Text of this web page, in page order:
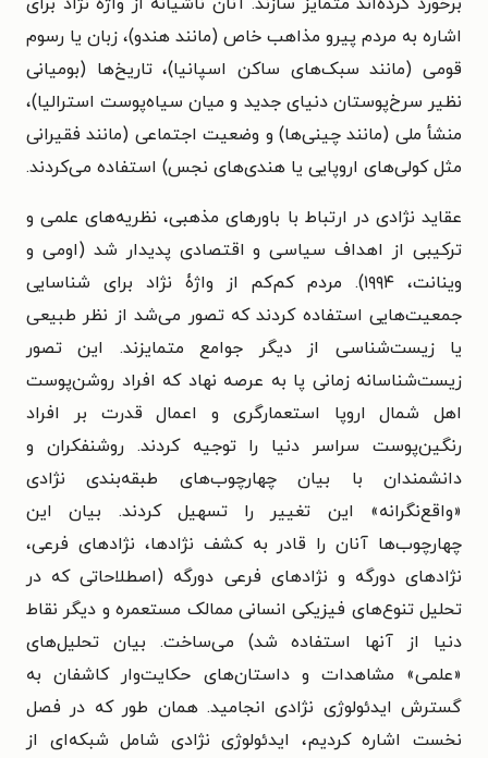
اشاره به مردم پیرو مذاهب خاص (مانند هندو)، زبان یا رسوم
قومی (مانند سبک‌های ساکن اسپانیا)، تاریخ‌ها (بومیانی
نظیر سرخ‌پوستان دنیای جدید و میان سیاه‌پوست استرالیا)،
منشأ ملی (مانند چینی‌ها) و وضعیت اجتماعی (مانند فقیرانی
مثل کولی‌های اروپایی یا هندی‌های نجس) استفاده می‌کردند.
عقاید نژادی در ارتباط با باورهای مذهبی، نظریه‌های علمی و
ترکیبی از اهداف سیاسی و اقتصادی پدیدار شد (اومی و
وینانت، ۱۹۹۴). مردم کم‌کم از واژۀ نژاد برای شناسایی
جمعیت‌هایی استفاده کردند که تصور می‌شد از نظر طبیعی
یا زیست‌شناسی از دیگر جوامع متمایزند. این تصور
زیست‌شناسانه زمانی پا به عرصه نهاد که افراد روشن‌پوست
اهل شمال اروپا استعمارگری و اعمال قدرت بر افراد
رنگین‌پوست سراسر دنیا را توجیه کردند. روشنفکران و
دانشمندان با بیان چهارچوب‌های طبقه‌بندی نژادی
«واقع‌نگرانه» این تغییر را تسهیل کردند. بیان این
چهارچوب‌ها آنان را قادر به کشف نژادها، نژادهای فرعی،
نژادهای دورگه و نژادهای فرعی دورگه (اصطلاحاتی که در
تحلیل تنوع‌های فیزیکی انسانی ممالک مستعمره و دیگر نقاط
دنیا از آنها استفاده شد) می‌ساخت. بیان تحلیل‌های
«علمی» مشاهدات و داستان‌های حکایت‌وار کاشفان به
گسترش ایدئولوژی نژادی انجامید. همان طور که در فصل
نخست اشاره کردیم، ایدئولوژی نژادی شامل شبکه‌ای از